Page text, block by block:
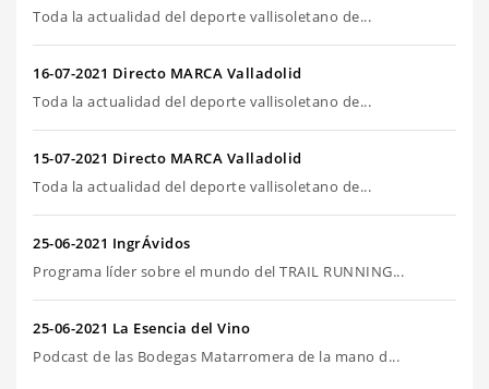
Toda la actualidad del deporte vallisoletano de...
16-07-2021 Directo MARCA Valladolid
Toda la actualidad del deporte vallisoletano de...
15-07-2021 Directo MARCA Valladolid
Toda la actualidad del deporte vallisoletano de...
25-06-2021 IngrÁvidos
Programa líder sobre el mundo del TRAIL RUNNING...
25-06-2021 La Esencia del Vino
Podcast de las Bodegas Matarromera de la mano d...